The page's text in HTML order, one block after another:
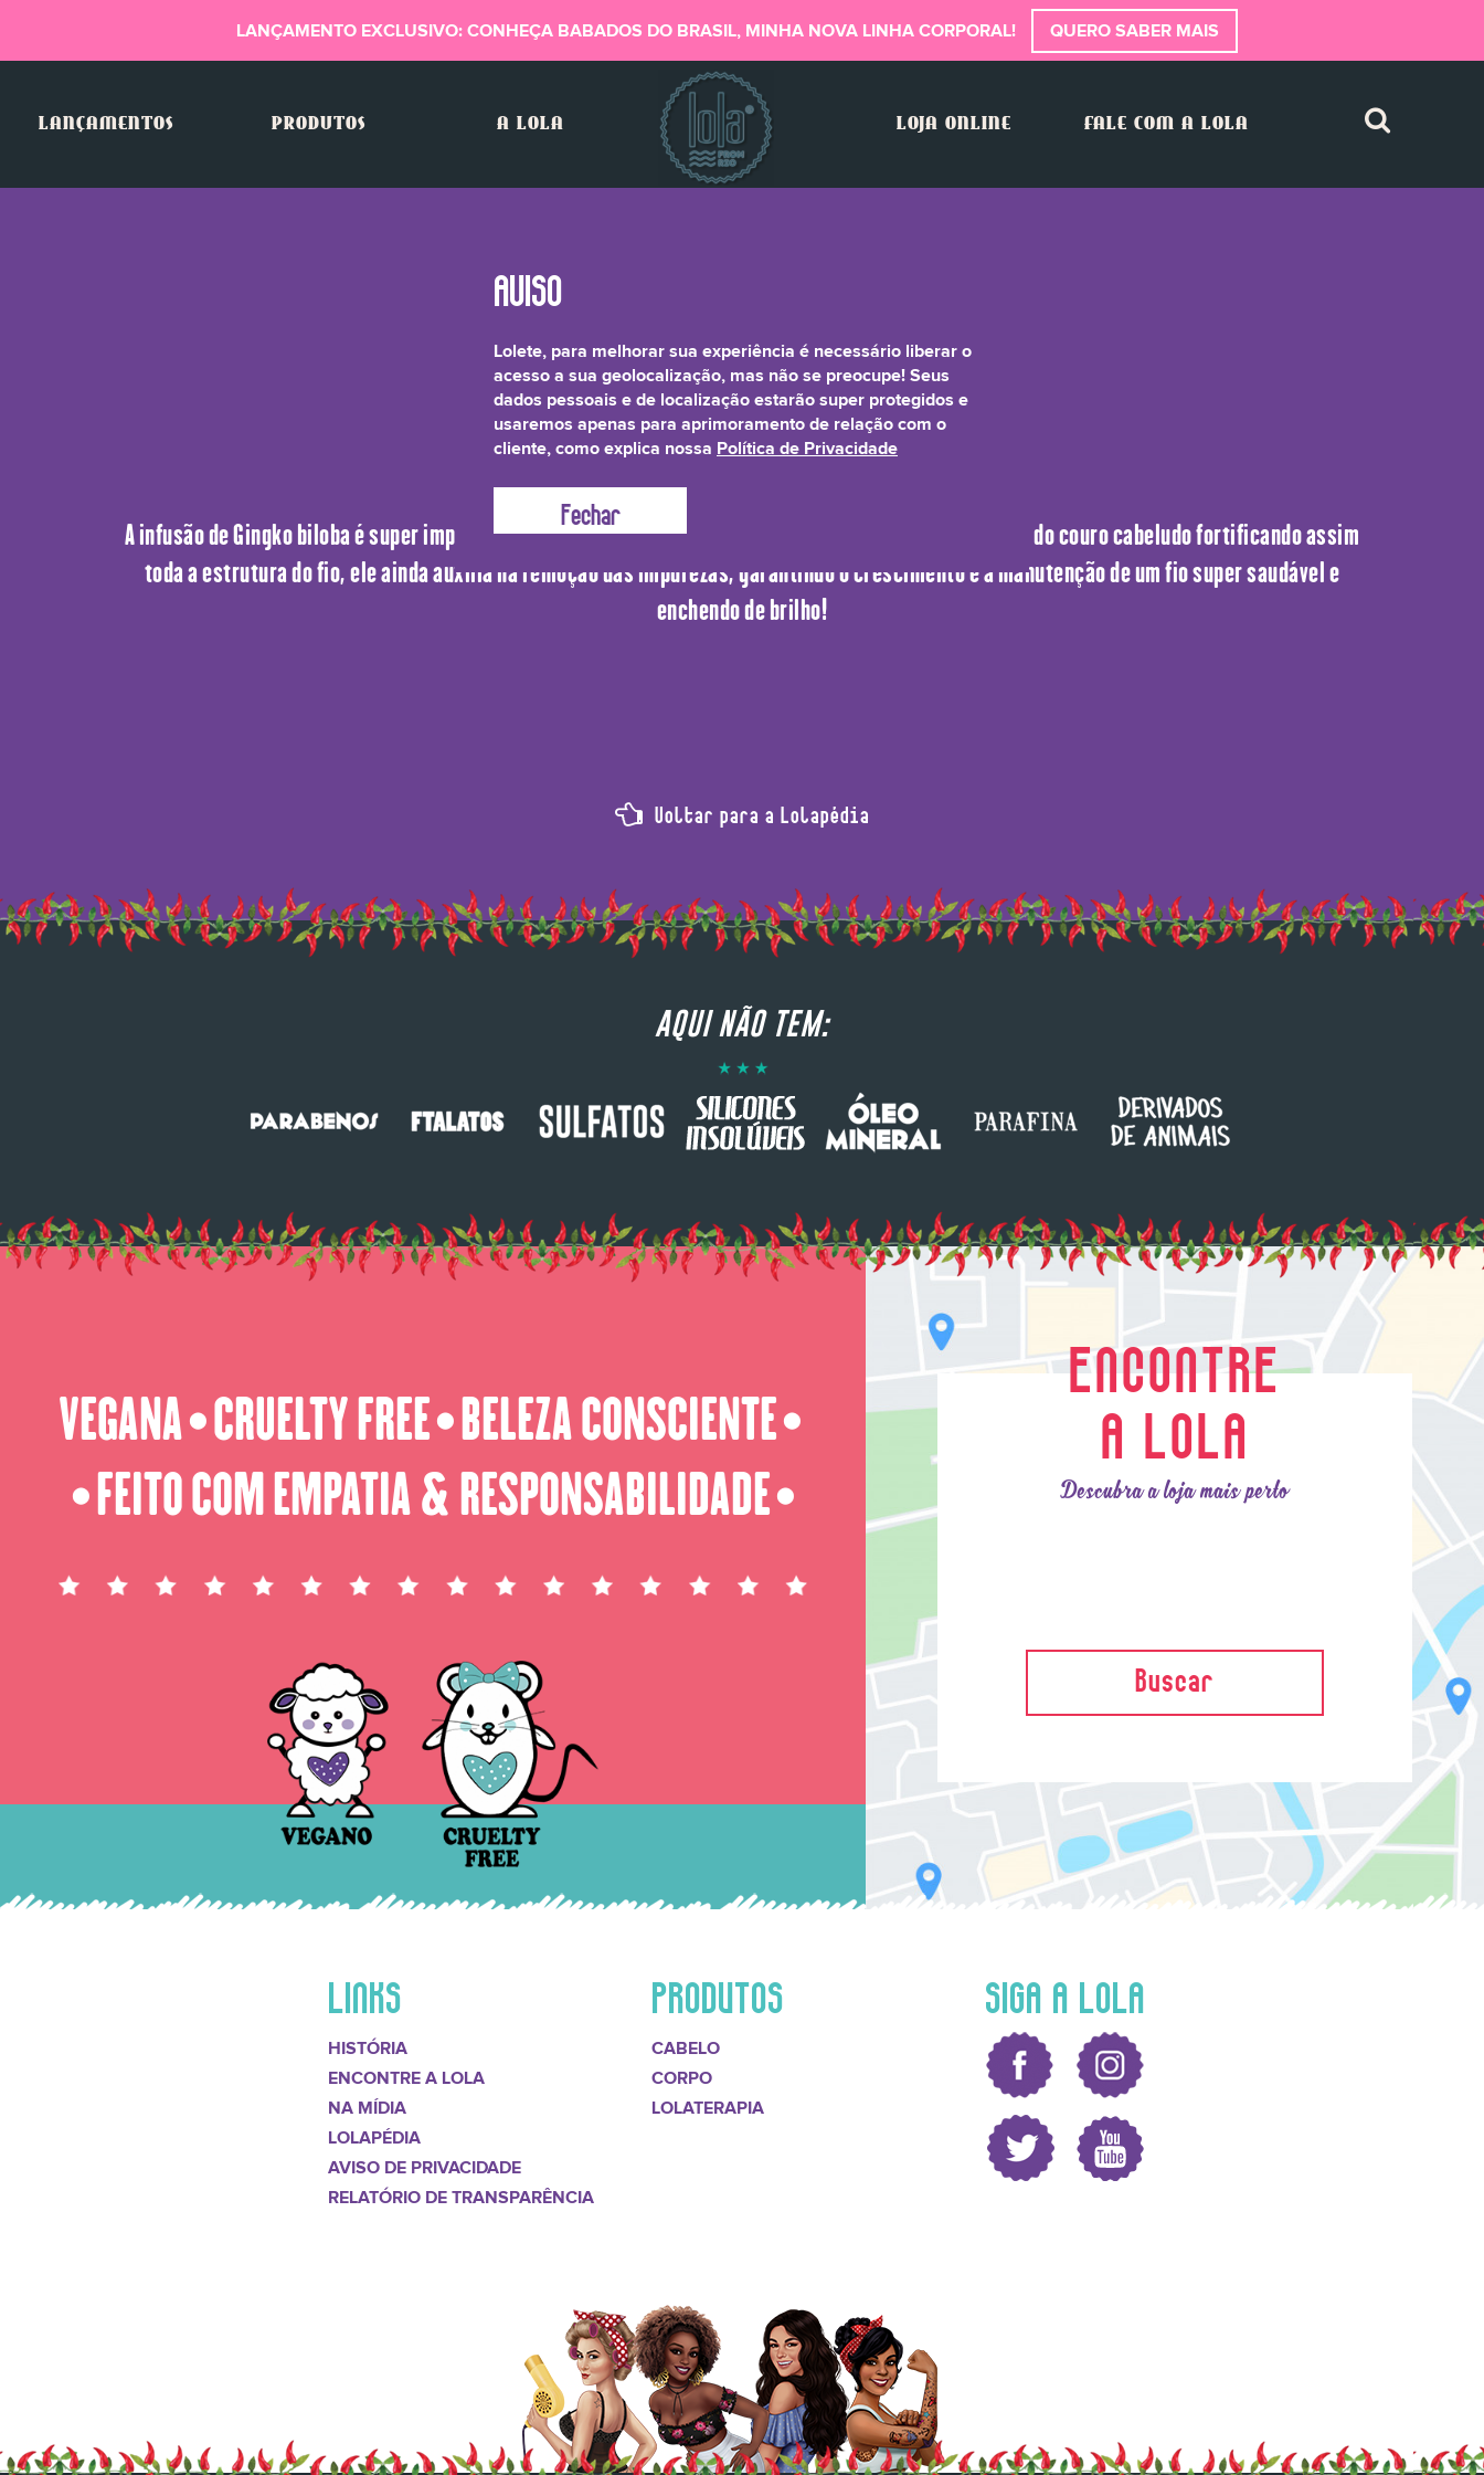
LANÇAMENTO EXCLUSIVO: CONHEÇA BABADOS DO BRASIL, MINHA NOVA LINHA CORPORAL! QUERO SABER MAIS
LANÇAMENTOS PRODUTOS A LOLA LOJA ONLINE FALE COM A LOLA
Ginkgo Biloba Extract
A infusão de Gingko biloba é super importante para a saúde do fio, além de ativar a circulação sanguínea do couro cabeludo fortificando assim
toda a estrutura do fio, ele ainda auxilia na remoção das impurezas, garantindo o crescimento e a manutenção de um fio super saudável e
enchendo de brilho!
Voltar para a Lolapédia
AQUI NÃO TEM:
VEGANA ⬤ CRUELTY FREE ⬤ BELEZA CONSCIENTE ⬤
⬤ FEITO COM EMPATIA & RESPONSABILIDADE ⬤
ENCONTRE
A LOLA
Descubra a loja mais perto
Buscar
LINKS
HISTÓRIA
ENCONTRE A LOLA
NA MÍDIA
LOLAPÉDIA
AVISO DE PRIVACIDADE
RELATÓRIO DE TRANSPARÊNCIA
PRODUTOS
CABELO
CORPO
LOLATERAPIA
SIGA A LOLA
Lolete, para melhorar sua experiência é necessário liberar o
acesso a sua geolocalização, mas não se preocupe! Seus
dados pessoais e de localização estarão super protegidos e
usaremos apenas para aprimoramento de relação com o
cliente, como explica nossa Política de Privacidade